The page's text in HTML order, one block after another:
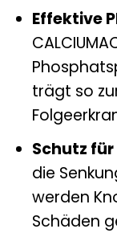
Effektive
trägt so
Schutz
die
werden
Schäden